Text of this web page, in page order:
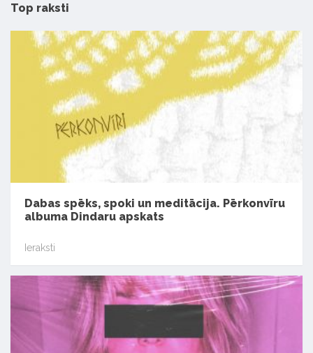
Top raksti
Dabas spēks, spoki un meditācija. Pērkonvīru
albuma Dindaru apskats
Ieraksti